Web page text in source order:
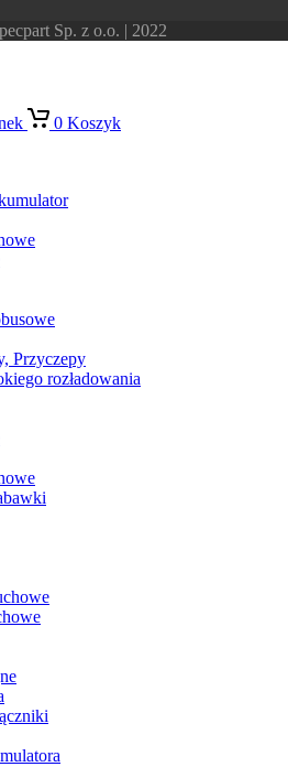
Sp. z o.o. | 2022
0 Koszyk
Przyczepy
rozładowania